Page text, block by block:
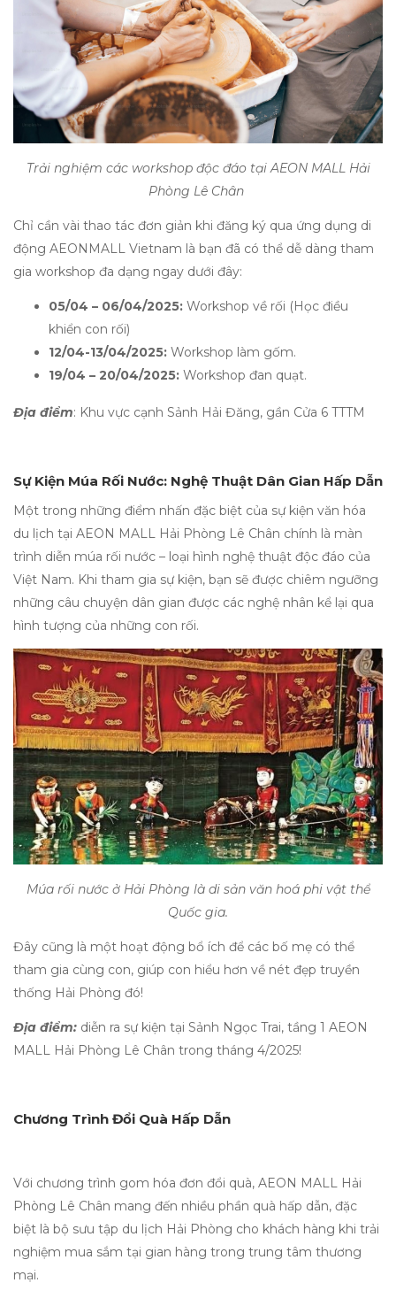
Trải nghiệm các workshop độc đáo tại AEON MALL Hải
Phòng Lê Chân
Chỉ cần vài thao tác đơn giản khi đăng ký qua ứng dụng di
động AEONMALL Vietnam là bạn đã có thể dễ dàng tham
gia workshop đa dạng ngay dưới đây:
05/04 – 06/04/2025: Workshop về rối (Học điều
khiển con rối)
12/04-13/04/2025: Workshop làm gốm.
19/04 – 20/04/2025: Workshop đan quạt.
Địa điểm: Khu vực cạnh Sảnh Hải Đăng, gần Cửa 6 TTTM
Sự Kiện Múa Rối Nước: Nghệ Thuật Dân Gian Hấp Dẫn
Một trong những điểm nhấn đặc biệt của sự kiện văn hóa
du lịch tại AEON MALL Hải Phòng Lê Chân chính là màn
trình diễn múa rối nước – loại hình nghệ thuật độc đáo của
Việt Nam. Khi tham gia sự kiện, bạn sẽ được chiêm ngưỡng
những câu chuyện dân gian được các nghệ nhân kể lại qua
hình tượng của những con rối.
Múa rối nước ở Hải Phòng là di sản văn hoá phi vật thể
Quốc gia.
Đây cũng là một hoạt động bổ ích để các bố mẹ có thể
tham gia cùng con, giúp con hiểu hơn về nét đẹp truyền
thống Hải Phòng đó!
Địa điểm: diễn ra sự kiện tại Sảnh Ngọc Trai, tầng 1 AEON
MALL Hải Phòng Lê Chân trong tháng 4/2025!
Chương Trình Đổi Quà Hấp Dẫn
Với chương trình gom hóa đơn đổi quà, AEON MALL Hải
Phòng Lê Chân mang đến nhiều phần quà hấp dẫn, đặc
biệt là bộ sưu tập du lịch Hải Phòng cho khách hàng khi trải
nghiệm mua sắm tại gian hàng trong trung tâm thương
mại.